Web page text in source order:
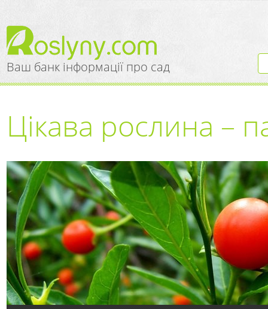
Ваш банк інформації про сад
Цікава рослина –